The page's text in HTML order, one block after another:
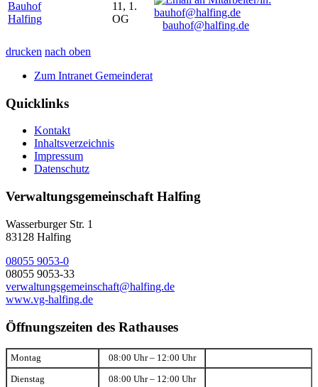
Bauhof
Halfing
11, 1.
OG
bauhof@halfing.de
drucken nach oben
Zum Intranet Gemeinderat
Quicklinks
Kontakt
Inhaltsverzeichnis
Impressum
Datenschutz
Verwaltungsgemeinschaft Halfing
Wasserburger Str. 1
83128 Halfing
08055 9053-0
08055 9053-33
verwaltungsgemeinschaft@halfing.de
www.vg-halfing.de
Öffnungszeiten des Rathauses
Montag 08:00 Uhr – 12:00 Uhr
Dienstag 08:00 Uhr – 12:00 Uhr